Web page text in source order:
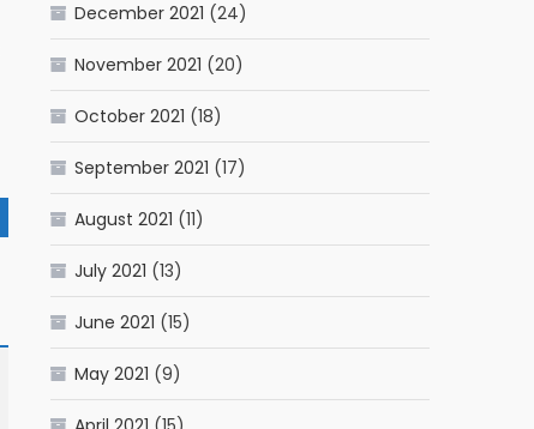
December 2021 (24)
November 2021 (20)
October 2021 (18)
September 2021 (17)
August 2021 (11)
July 2021 (13)
June 2021 (15)
May 2021 (9)